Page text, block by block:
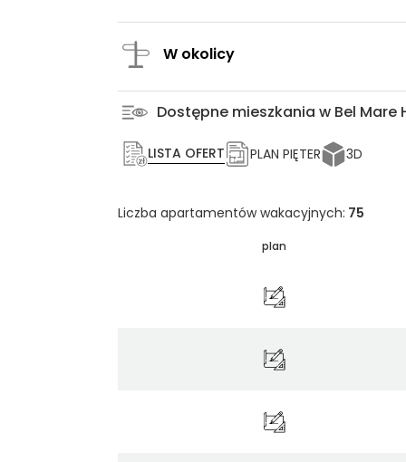
W okolicy
Dostępne mieszkania w Bel Mare
LISTA OFERT PLAN PIĘTER 3D
Liczba apartamentów wakacyjnych: 75
plan